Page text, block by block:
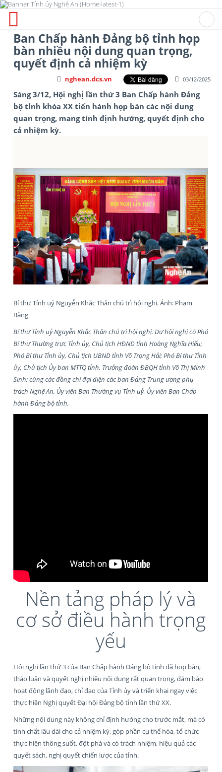
Ban Chấp hành Đảng bộ tỉnh họp
bàn nhiều nội dung quan trọng,
quyết định cả nhiệm kỳ
03/12/2025
nghean.dcs.vn
Sáng 3/12, Hội nghị lần thứ 3 Ban Chấp hành Đảng
bộ tỉnh khóa XX tiến hành họp bàn các nội dung
quan trọng, mang tính định hướng, quyết định cho
cả nhiệm kỳ.
Bí thư Tỉnh uỷ Nguyễn Khắc Thận chủ trì hội nghị. Ảnh: Phạm
Bằng
Bí thư Tỉnh uỷ Nguyễn Khắc Thận chủ trì hội nghị. Dự hội nghị có Phó
Bí thư Thường trực Tỉnh ủy, Chủ tịch HĐND tỉnh Hoàng Nghĩa Hiếu;
Phó Bí thư Tỉnh ủy, Chủ tịch UBND tỉnh Võ Trọng Hải; Phó Bí thư Tỉnh
ủy, Chủ tịch Ủy ban MTTQ tỉnh, Trưởng đoàn ĐBQH tỉnh Võ Thị Minh
Sinh; cùng các đồng chí đại diện các ban Đảng Trung ương phụ
trách Nghệ An, Ủy viên Ban Thường vụ Tỉnh uỷ, Ủy viên Ban Chấp
hành Đảng bộ tỉnh.
Nền tảng pháp lý và
cơ sở điều hành trọng
yếu
Hội nghị lần thứ 3 của Ban Chấp hành Đảng bộ tỉnh đã họp bàn,
thảo luận và quyết nghị nhiều nội dung rất quan trọng, đảm bảo
hoạt động lãnh đạo, chỉ đạo của Tỉnh ủy và triển khai ngay việc
thực hiện Nghị quyết Đại hội Đảng bộ tỉnh lần thứ XX.
Những nội dung này không chỉ định hướng cho trước mắt, mà có
tính chất lâu dài cho cả nhiệm kỳ, góp phần cụ thể hóa, tổ chức
thực hiện thông suốt, đột phá và có trách nhiệm, hiệu quả các
quyết sách, nghị quyết chiến lược của tỉnh.